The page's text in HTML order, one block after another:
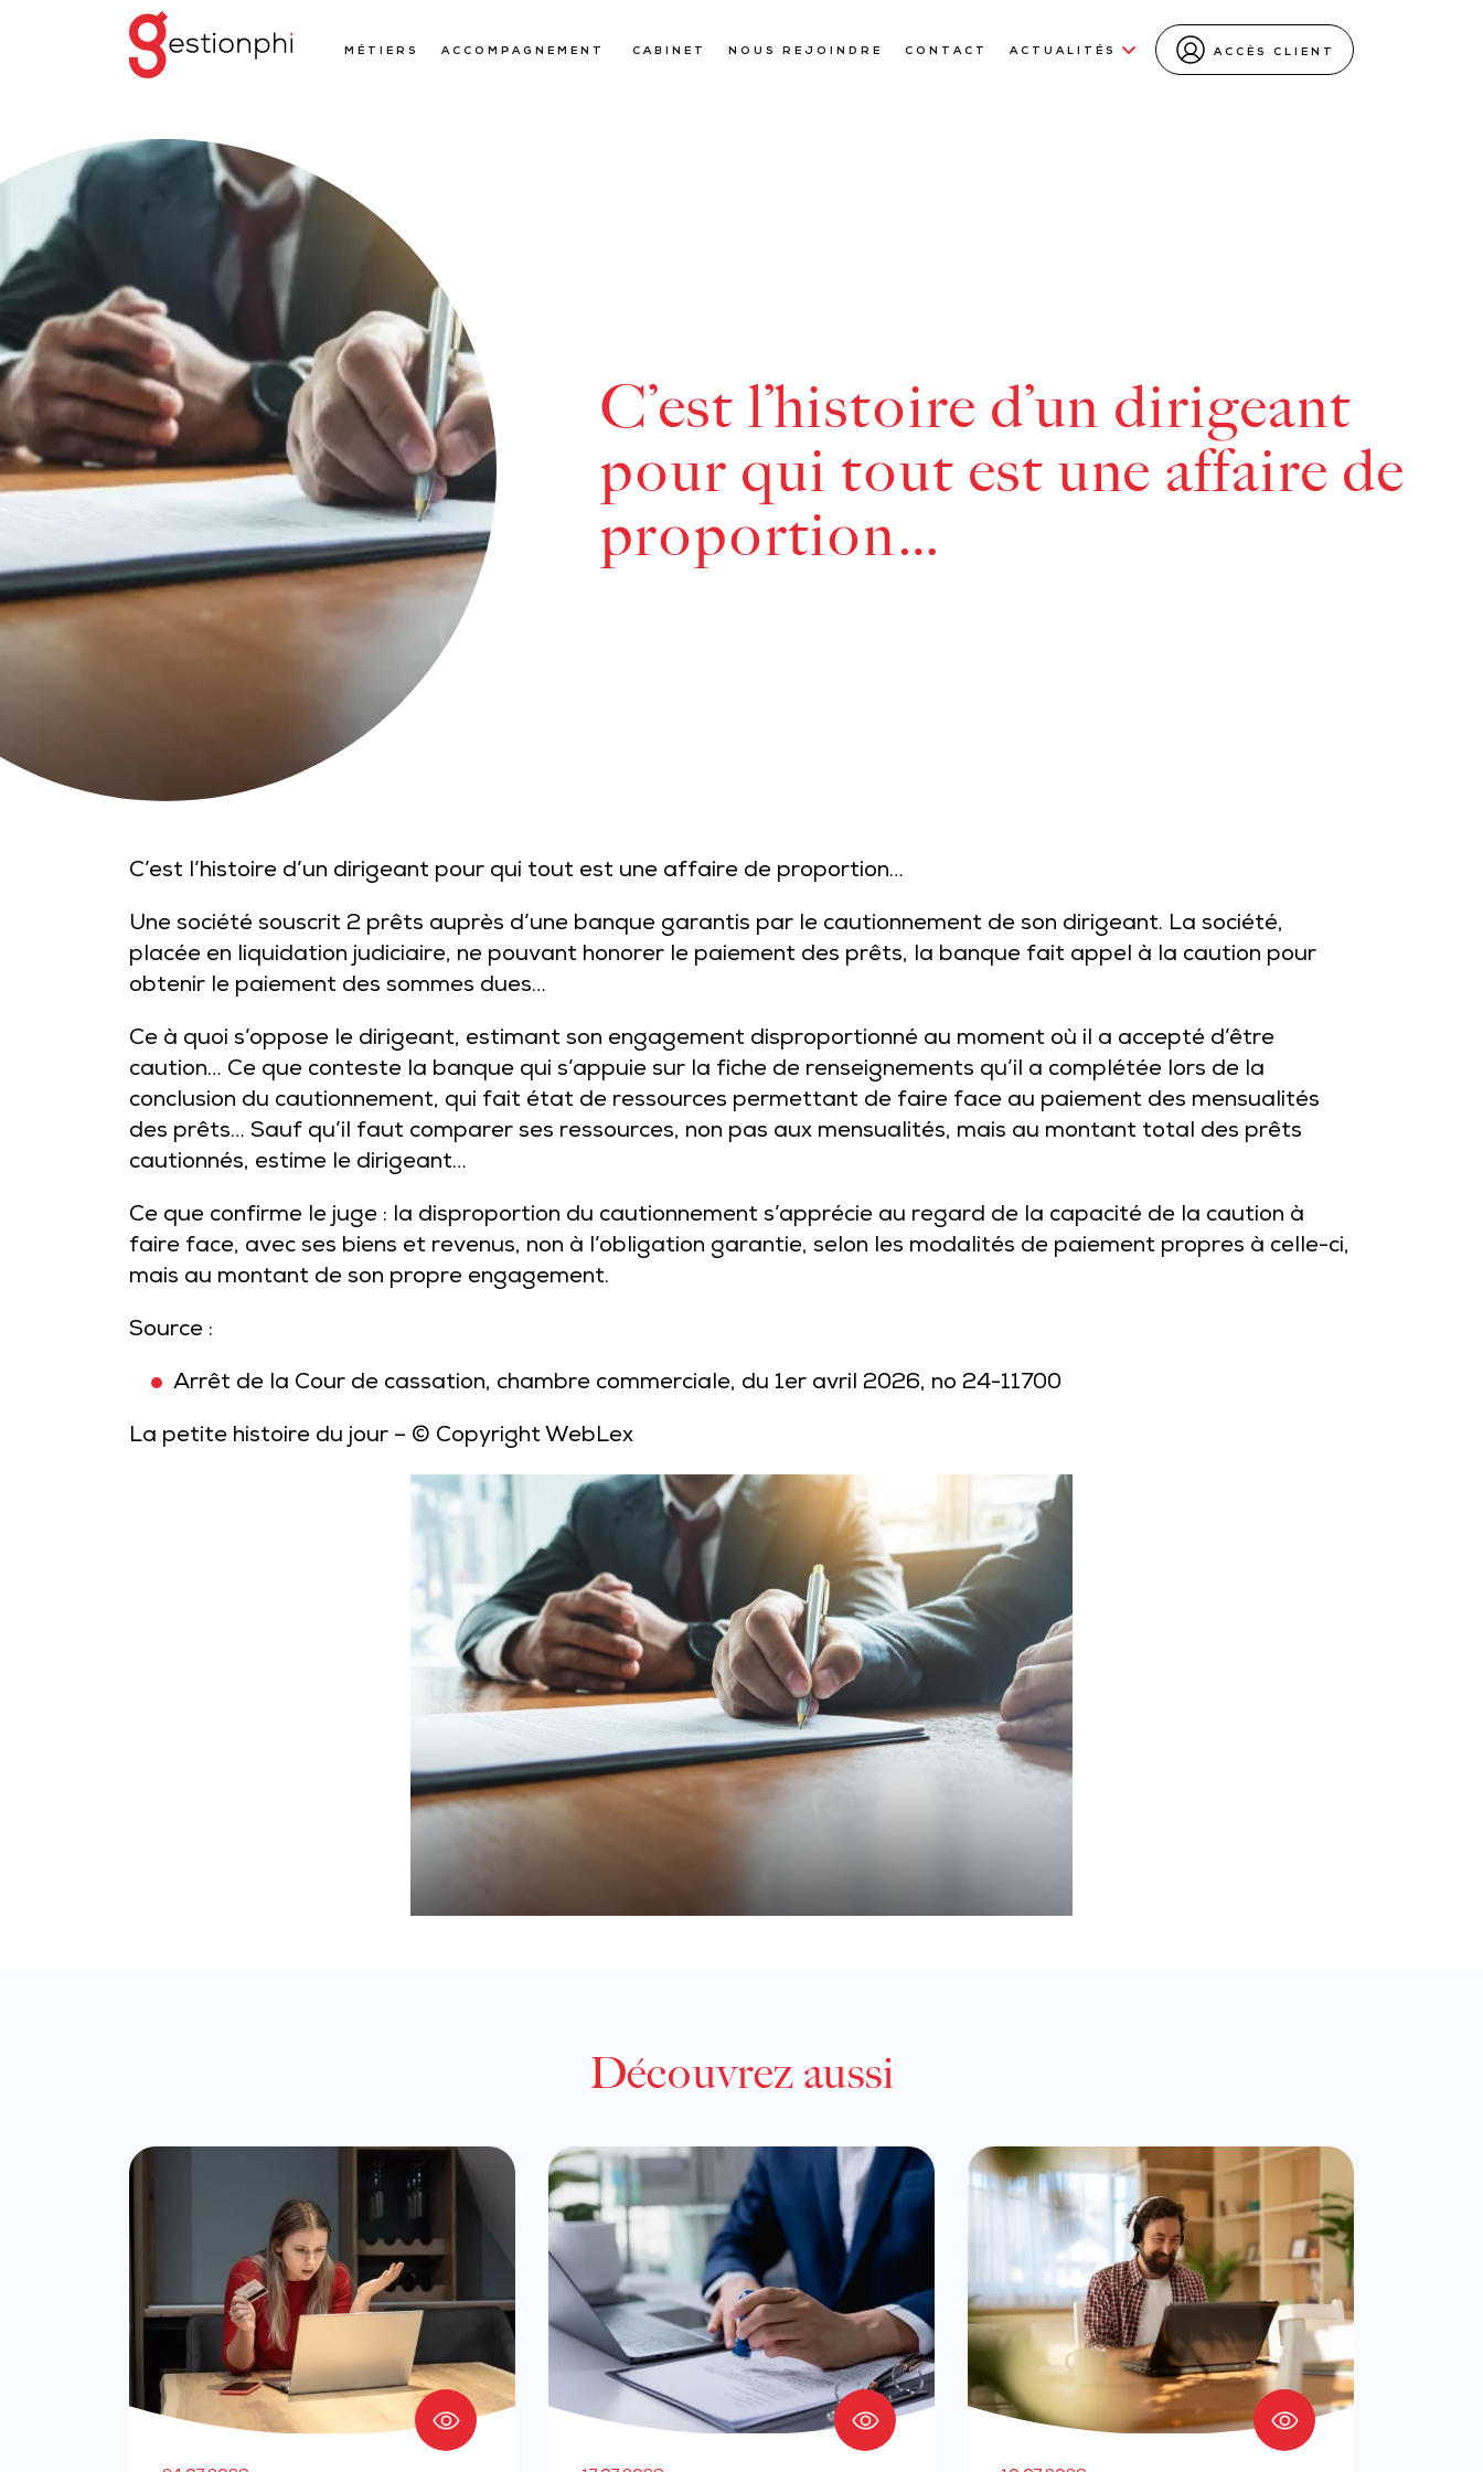
MÉTIERS ACCOMPAGNEMENT CABINET NOUS REJOINDRE CONTACT ACTUALITÉS ACCÈS CLIENT
C’est l’histoire d’un dirigeant
pour qui tout est une affaire de
proportion…
C’est l’histoire d’un dirigeant pour qui tout est une affaire de proportion…
Une société souscrit 2 prêts auprès d’une banque garantis par le cautionnement de son dirigeant. La société,
placée en liquidation judiciaire, ne pouvant honorer le paiement des prêts, la banque fait appel à la caution pour
obtenir le paiement des sommes dues…
Ce à quoi s’oppose le dirigeant, estimant son engagement disproportionné au moment où il a accepté d’être
caution… Ce que conteste la banque qui s’appuie sur la fiche de renseignements qu’il a complétée lors de la
conclusion du cautionnement, qui fait état de ressources permettant de faire face au paiement des mensualités
des prêts… Sauf qu’il faut comparer ses ressources, non pas aux mensualités, mais au montant total des prêts
cautionnés, estime le dirigeant…
Ce que confirme le juge : la disproportion du cautionnement s’apprécie au regard de la capacité de la caution à
faire face, avec ses biens et revenus, non à l’obligation garantie, selon les modalités de paiement propres à celle-ci,
mais au montant de son propre engagement.
Source :
Arrêt de la Cour de cassation, chambre commerciale, du 1er avril 2026, no 24-11700
La petite histoire du jour – © Copyright WebLex
Découvrez aussi